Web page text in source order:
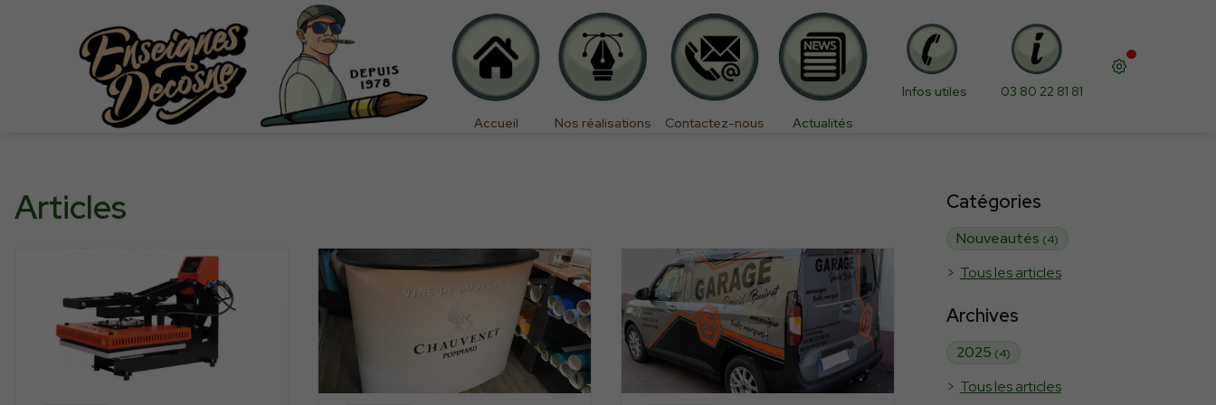
Accueil Nos réalisations Contactez-nous Actualités
Infos utiles 03 80 22 81 81
Catégories
Nouveautés (4)
Tous les articles
Archives
2025 (4)
Tous les articles
Articles